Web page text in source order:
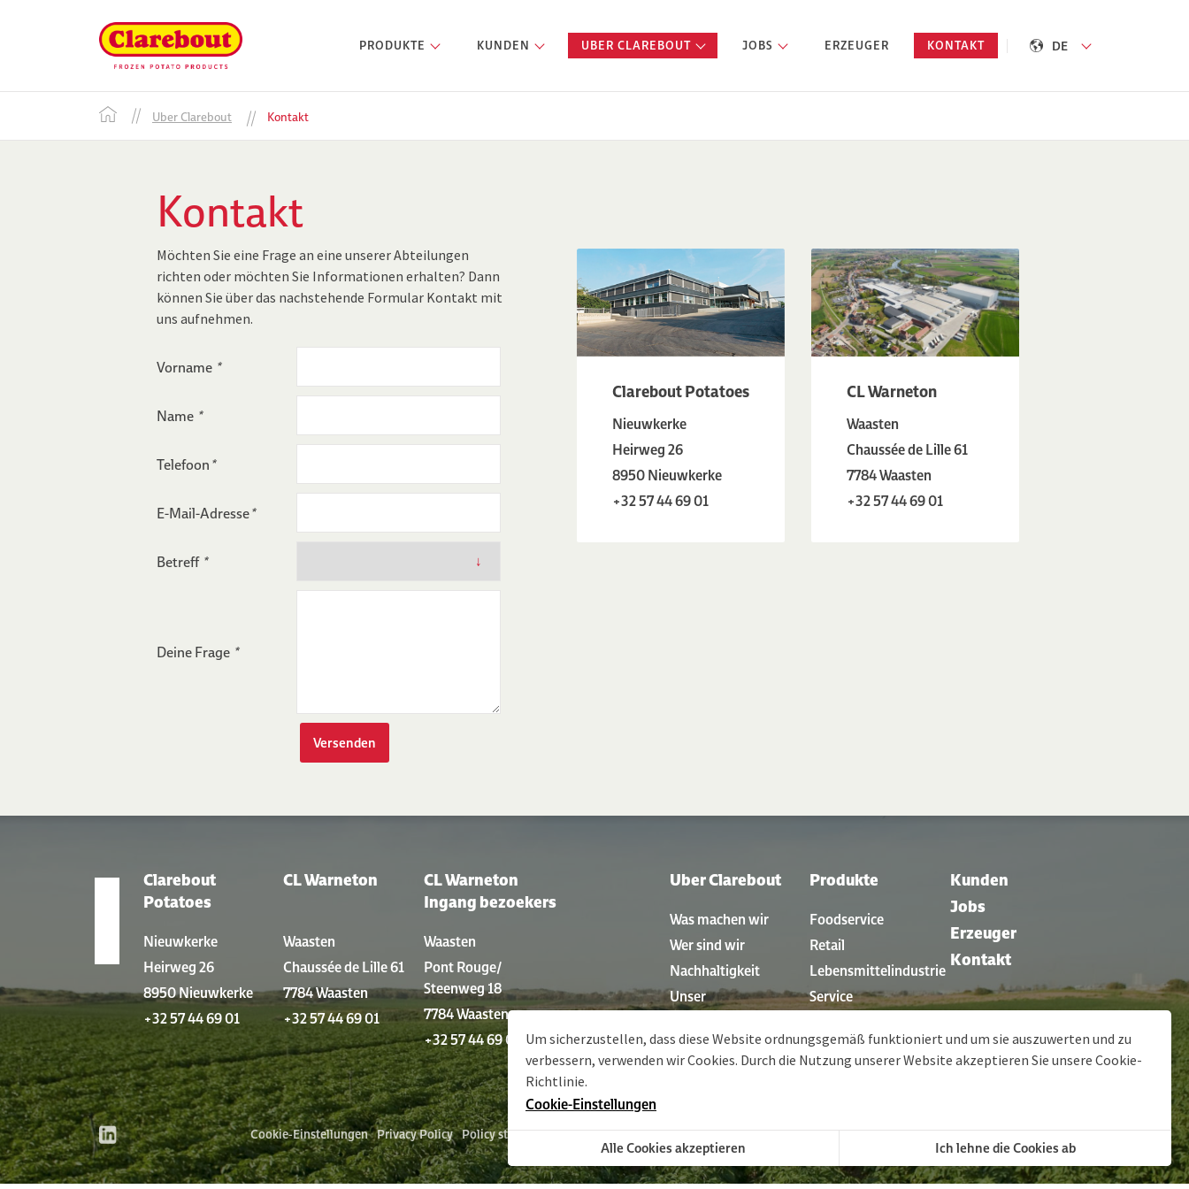
PRODUKTE KUNDEN UBER CLAREBOUT JOBS ERZEUGER KONTAKT DE
Uber Clarebout Kontakt
Kontakt
Möchten Sie eine Frage an eine unserer Abteilungen
richten oder möchten Sie Informationen erhalten? Dann
können Sie über das nachstehende Formular Kontakt mit
uns aufnehmen.
Vorname *
Name *
Telefoon*
E-Mail-Adresse*
Betreff *
Deine Frage *
Clarebout Potatoes
Nieuwkerke
Heirweg 26
8950 Nieuwkerke
+32 57 44 69 01
CL Warneton
Waasten
Chaussée de Lille 61
7784 Waasten
+32 57 44 69 01
Clarebout
Potatoes
Nieuwkerke
Heirweg 26
8950 Nieuwkerke
+32 57 44 69 01
CL Warneton
Waasten
Chaussée de Lille 61
7784 Waasten
+32 57 44 69 01
CL Warneton
Ingang bezoekers
Waasten
Pont Rouge/
Steenweg 18
7784 Waasten
+32 57 44 69 01
Uber Clarebout
Was machen wir
Wer sind wir
Nachhaltigkeit
Unser
Geschichte
Produkte
Foodservice
Retail
Lebensmittelindustrie
Service
Kunden
Jobs
Erzeuger
Kontakt
Cookie-Einstellungen Privacy Policy Policy statement Sitemap Allgemeine Geschäftsbedingungen © 2026 Clarebout Potatoes Site byDigitalMind
Um sicherzustellen, dass diese Website ordnungsgemäß funktioniert und um sie auszuwerten und zu
verbessern, verwenden wir Cookies. Durch die Nutzung unserer Website akzeptieren Sie unsere Cookie-
Richtlinie.
Cookie-Einstellungen
Alle Cookies akzeptieren Ich lehne die Cookies ab